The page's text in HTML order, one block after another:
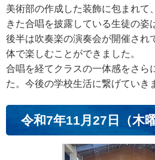
美術部の作成した装飾に包まれて
きた合唱を披露している生徒の姿
後半は吹奏楽の演奏会が開催され
体で楽しむことができました。
合唱を経てクラスの一体感をさら
た。今後の学校生活に繋げていき
令和7年11月27日（木曜